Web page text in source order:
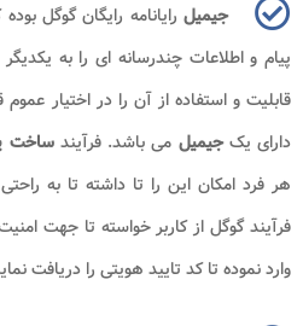
جیمیل رایانامه رایگان گوگل
پیام و اطلاعات چندرسانه ای را به
قابلیت و استفاده از آن را در اختیار عموم
دارای یکجیمیل می باشد. فرآیندساخت
هر فرد امکان این را تا داشته تا به
فرآیند گوگل از کاربر خواسته تا جهت
وارد نموده تا کد تایید هویتی را دریافت